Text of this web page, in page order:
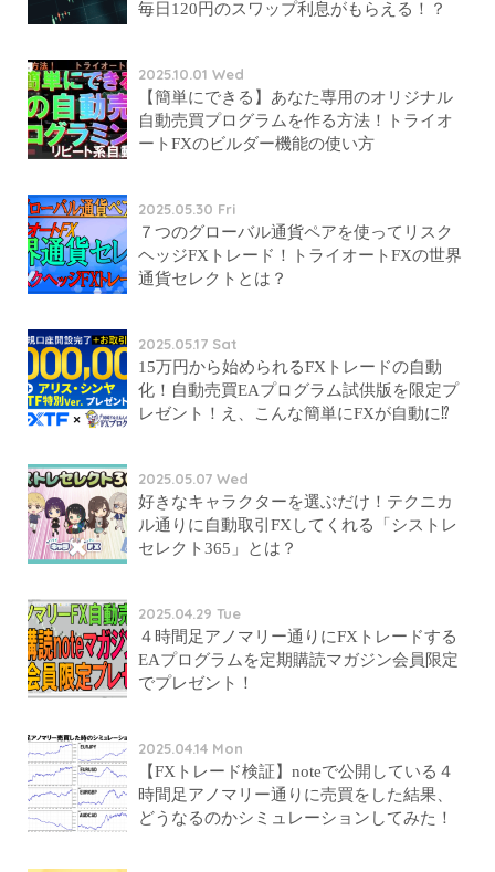
毎日120円のスワップ利息がもらえる！？
2025.10.01 Wed
【簡単にできる】あなた専用のオリジナル
自動売買プログラムを作る方法！トライオ
ートFXのビルダー機能の使い方
2025.05.30 Fri
７つのグローバル通貨ペアを使ってリスク
ヘッジFXトレード！トライオートFXの世界
通貨セレクトとは？
2025.05.17 Sat
15万円から始められるFXトレードの自動
化！自動売買EAプログラム試供版を限定プ
レゼント！え、こんな簡単にFXが自動に⁉
2025.05.07 Wed
好きなキャラクターを選ぶだけ！テクニカ
ル通りに自動取引FXしてくれる「シストレ
セレクト365」とは？
2025.04.29 Tue
４時間足アノマリー通りにFXトレードする
EAプログラムを定期購読マガジン会員限定
でプレゼント！
2025.04.14 Mon
【FXトレード検証】noteで公開している４
時間足アノマリー通りに売買をした結果、
どうなるのかシミュレーションしてみた！